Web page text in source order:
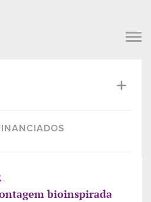
bioinspirada